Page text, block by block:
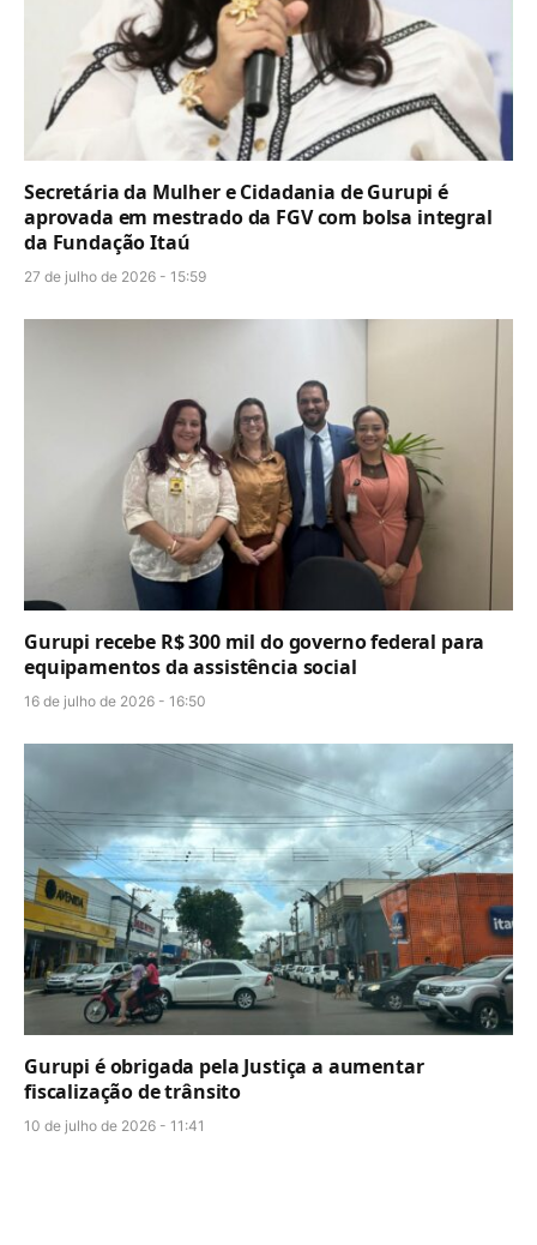
Secretária da Mulher e Cidadania de Gurupi é
aprovada em mestrado da FGV com bolsa integral
da Fundação Itaú
27 de julho de 2026 - 15:59
Gurupi recebe R$ 300 mil do governo federal para
equipamentos da assistência social
16 de julho de 2026 - 16:50
Gurupi é obrigada pela Justiça a aumentar
fiscalização de trânsito
10 de julho de 2026 - 11:41